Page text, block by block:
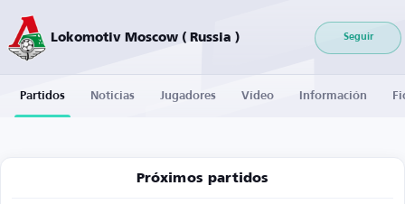
Lokomotiv Moscow ( Russia ) Seguir
Partidos Noticias Jugadores Vídeo Información
Próximos partidos